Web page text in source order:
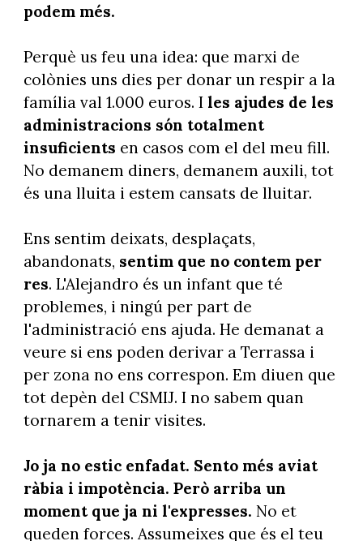
podem més.
Perquè us feu una idea: que marxi de
colònies uns dies per donar un respir a la
família val 1.000 euros. I les ajudes de les
administracions són totalment
insuficients en casos com el del meu fill.
No demanem diners, demanem auxili, tot
és una lluita i estem cansats de lluitar.
Ens sentim deixats, desplaçats,
abandonats, sentim que no contem per
res. L'Alejandro és un infant que té
problemes, i ningú per part de
l'administració ens ajuda. He demanat a
veure si ens poden derivar a Terrassa i
per zona no ens correspon. Em diuen que
tot depèn del CSMIJ. I no sabem quan
tornarem a tenir visites.
Jo ja no estic enfadat. Sento més aviat
ràbia i impotència. Però arriba un
moment que ja ni l'expresses. No et
queden forces. Assumeixes que és el teu